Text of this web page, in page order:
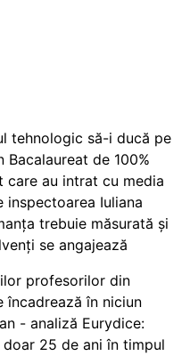
tehnologic să-i ducă pe
de 100%
care au intrat cu media
inspectoarea Iuliana
trebuie măsurată și
se angajează
profesorilor din
încadrează în niciun
- analiză Eurydice:
25 de ani în timpul